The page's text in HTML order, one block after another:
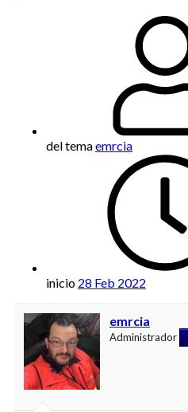
del temaemrcia
inicio 28 Feb 2022
emrcia
Administrador